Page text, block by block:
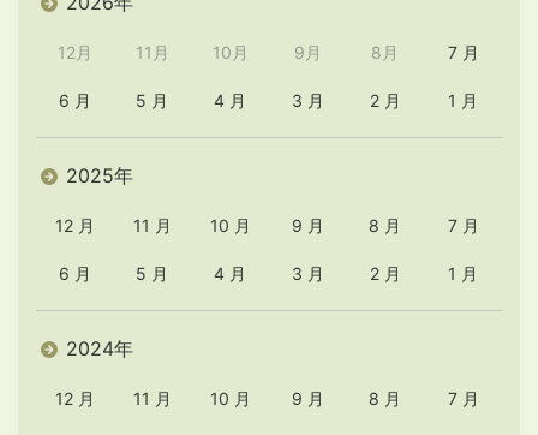
12月 11月 10月 9月 8月 7 月
6 月 5 月 4 月 3 月 2 月 1 月
2025年
12 月 11 月 10 月 9 月 8 月 7 月
6 月 5 月 4 月 3 月 2 月 1 月
2024年
12 月 11 月 10 月 9 月 8 月 7 月